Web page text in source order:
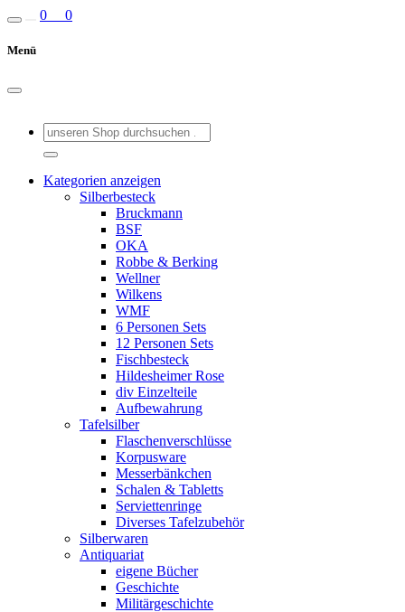
0 0
Menü
Kategorien anzeigen
Silberbesteck
Bruckmann
BSF
OKA
Robbe & Berking
Wellner
Wilkens
WMF
6 Personen Sets
12 Personen Sets
Fischbesteck
Hildesheimer Rose
div Einzelteile
Aufbewahrung
Tafelsilber
Flaschen­verschlüsse
Korpusware
Messer­­bänkchen
Schalen & Tabletts
Servietten­ringe
Diverses Tafel­zubehör
Silberwaren
Antiquariat
eigene Bücher
Geschichte
Militär­geschichte